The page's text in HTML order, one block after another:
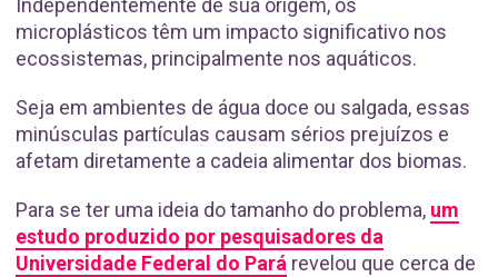
Independentemente de sua origem, os
microplásticos têm um impacto significativo nos
ecossistemas, principalmente nos aquáticos.
Seja em ambientes de água doce ou salgada, essas
minúsculas partículas causam sérios prejuízos e
afetam diretamente a cadeia alimentar dos biomas.
Para se ter uma ideia do tamanho do problema, um
estudo produzido por pesquisadores da
Universidade Federal do Pará revelou que cerca de